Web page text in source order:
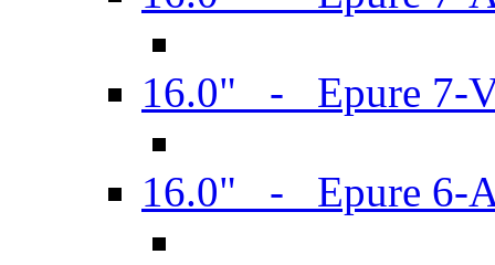
16.0" - Epure 7-
16.0" - Epure 6-